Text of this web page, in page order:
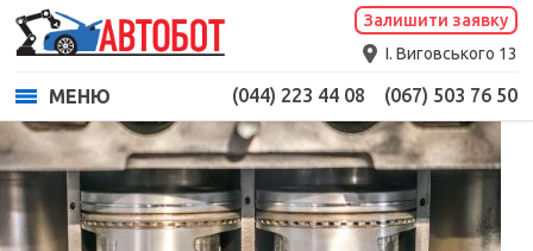
Залишити заявку
І. Виговського 13
МЕНЮ (044) 223 44 08 (067) 503 76 50